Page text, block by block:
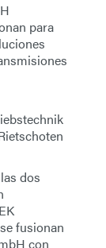
para
dos
se fusionan
con